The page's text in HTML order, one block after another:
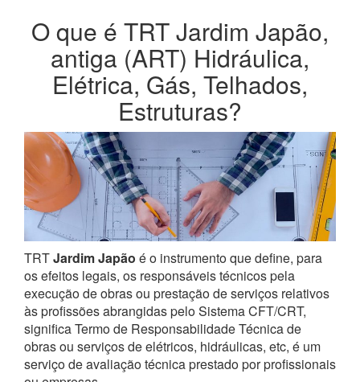
O que é TRT Jardim Japão,
antiga (ART) Hidráulica,
Elétrica, Gás, Telhados,
Estruturas?
TRTJardim Japão é o instrumento que define, para
os efeitos legais, os responsáveis técnicos pela
execução de obras ou prestação de serviços relativos
às profissões abrangidas pelo Sistema CFT/CRT,
significa Termo de Responsabilidade Técnica de
obras ou serviços de elétricos, hidráulicas, etc, é um
serviço de avaliação técnica prestado por profissionais